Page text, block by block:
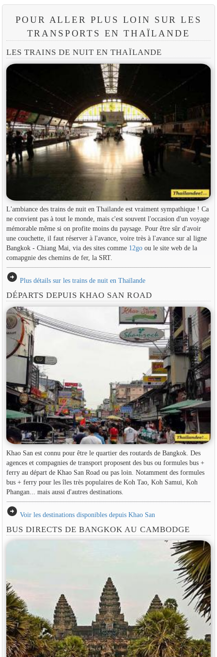
POUR ALLER PLUS LOIN SUR LES
TRANSPORTS EN THAÏLANDE
LES TRAINS DE NUIT EN THAÏLANDE
L'ambiance des trains de nuit en Thaïlande est vraiment sympathique ! Ca
ne convient pas à tout le monde, mais c'est souvent l'occasion d'un voyage
mémorable même si on profite moins du paysage. Pour être sûr d'avoir
une couchette, il faut réserver à l'avance, voire très à l'avance sur al ligne
Bangkok - Chiang Mai, via des sites comme 12goou le site web de la
comapgnie des chemins de fer, la SRT.
arrow_circle_right Plus détails sur les trains de nuit en Thaïlande
DÉPARTS DEPUIS KHAO SAN ROAD
Khao San est connu pour être le quartier des routards de Bangkok. Des
agences et compagnies de transport proposent des bus ou formules bus +
ferry au départ de Khao San Road ou pas loin. Notamment des formules
bus + ferry pour les îles très populaires de Koh Tao, Koh Samui, Koh
Phangan... mais aussi d'autres destinations.
arrow_circle_right Voir les destinations disponibles depuis Khao San
BUS DIRECTS DE BANGKOK AU CAMBODGE